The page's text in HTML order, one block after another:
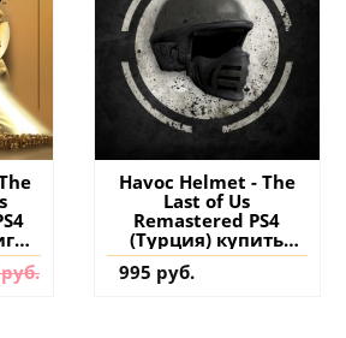
Havoc Helmet - The
Last of Us
Remastered PS4
(Турция) купить
дополнение на
аккаунт
995 руб.